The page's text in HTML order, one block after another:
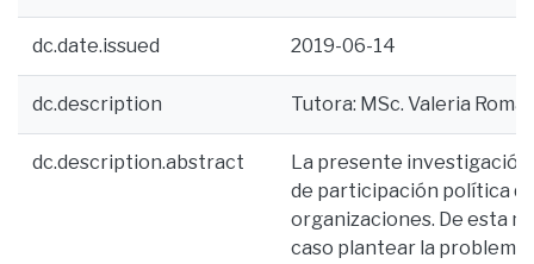
dc.date.issued 2019-06-14
dc.description Tutora: MSc. Valeria
dc.description.abstract
La presente
de participación política
organizaciones. De esta
caso plantear la